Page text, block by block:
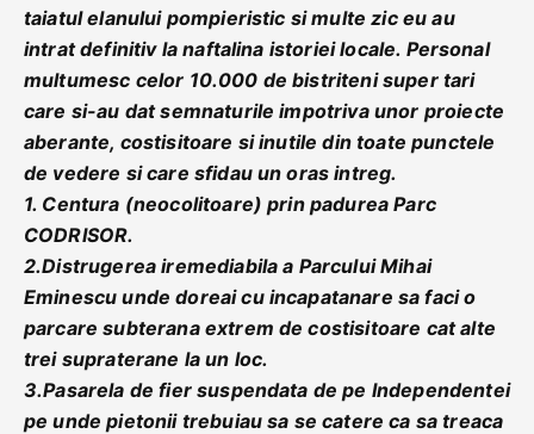
taiatul elanului pompieristic si multe zic eu au
intrat definitiv la naftalina istoriei locale. Personal
multumesc celor 10.000 de bistriteni super tari
care si-au dat semnaturile impotriva unor proiecte
aberante, costisitoare si inutile din toate punctele
de vedere si care sfidau un oras intreg.
1. Centura (neocolitoare) prin padurea Parc
CODRISOR.
2.Distrugerea iremediabila a Parcului Mihai
Eminescu unde doreai cu incapatanare sa faci o
parcare subterana extrem de costisitoare cat alte
trei supraterane la un loc.
3.Pasarela de fier suspendata de pe Independentei
pe unde pietonii trebuiau sa se catere ca sa treaca